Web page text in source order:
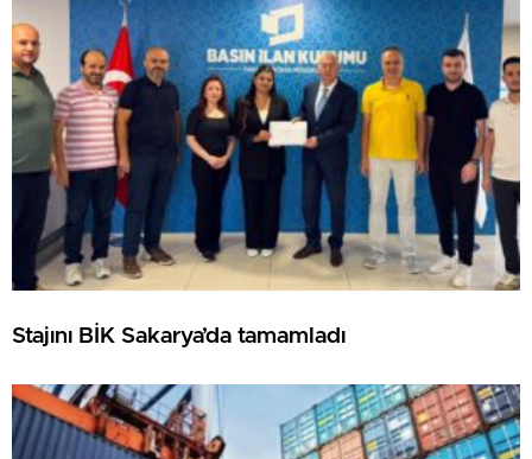
Stajını BİK Sakarya’da tamamladı